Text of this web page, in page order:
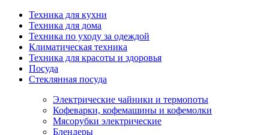
Техника для кухни
Техника для дома
Техника по уходу за одеждой
Климатическая техника
Техника для красоты и здоровья
Посуда
Стеклянная посуда
Электрические чайники и термопоты
Кофеварки, кофемашины и кофемолки
Мясорубки электрические
Блендеры